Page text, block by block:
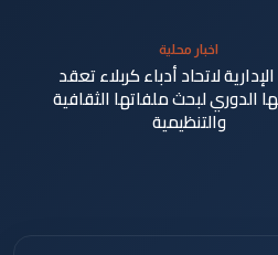
اخبار محلية
لاتحاد أدباء كربلاء تعقد
الدوري لبحث ملفاتها الثقافية
والتنظيمية